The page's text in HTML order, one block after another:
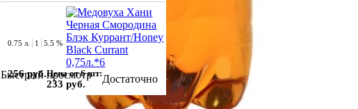
Быстрый просмотр
0.75 л. 1 5.5 %
256 руб.Цена от 6 шт:
233 руб. Достаточно
22.11.1995 N 171-ФЗ "О
государственном регулировании
спирта, алкогольной и
спиртосодержащей продукции и об
ограничении потребления
(распития) алкогольной